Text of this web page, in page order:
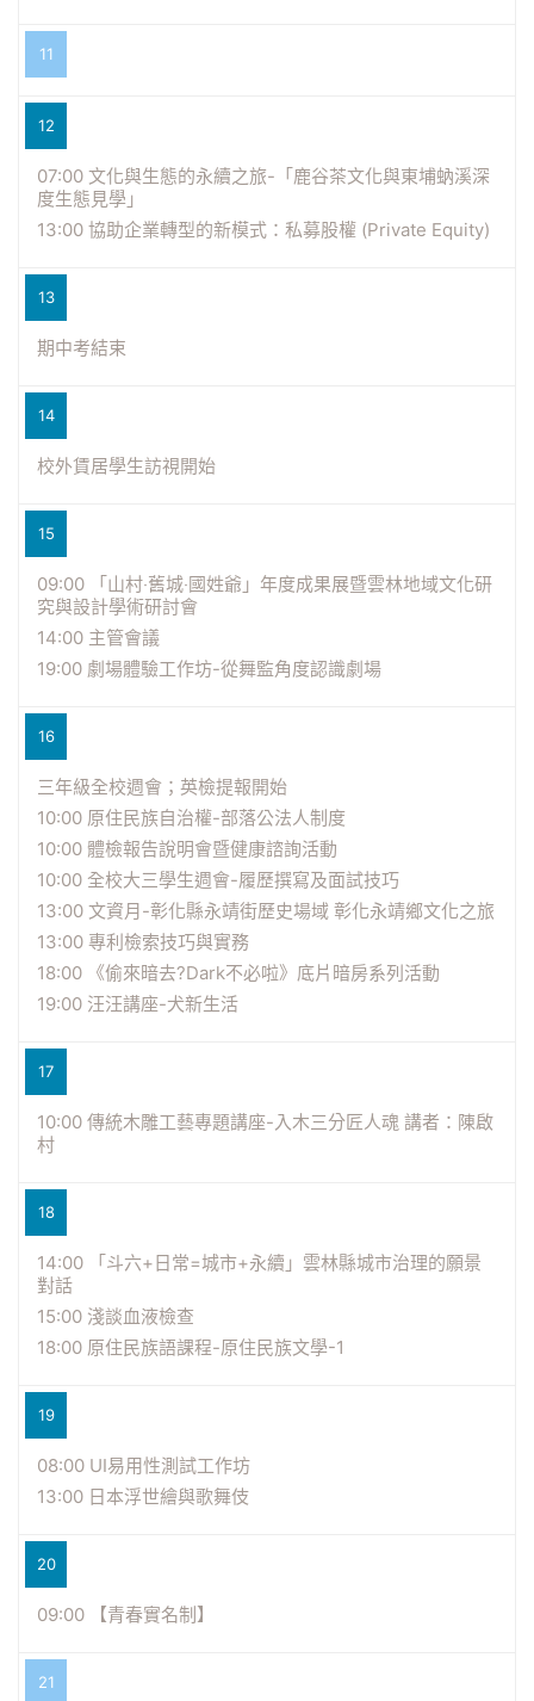
11
12
07:00 文化與生態的永續之旅-「鹿谷茶文化與東埔蚋溪深
度生態見學」
13:00 協助企業轉型的新模式：私募股權 (Private Equity)
13
期中考結束
14
校外賃居學生訪視開始
15
09:00 「山村‧舊城‧國姓爺」年度成果展暨雲林地域文化研
究與設計學術研討會
14:00 主管會議
19:00 劇場體驗工作坊-從舞監角度認識劇場
16
三年級全校週會；英檢提報開始
10:00 原住民族自治權-部落公法人制度
10:00 體檢報告說明會暨健康諮詢活動
10:00 全校大三學生週會-履歷撰寫及面試技巧
13:00 文資月-彰化縣永靖街歷史場域 彰化永靖鄉文化之旅
13:00 專利檢索技巧與實務
18:00 《偷來暗去?Dark不必啦》底片暗房系列活動
19:00 汪汪講座-犬新生活
17
10:00 傳統木雕工藝專題講座-入木三分匠人魂 講者：陳啟
村
18
14:00 「斗六+日常=城市+永續」雲林縣城市治理的願景
對話
15:00 淺談血液檢查
18:00 原住民族語課程-原住民族文學-1
19
08:00 UI易用性測試工作坊
13:00 日本浮世繪與歌舞伎
20
09:00 【青春實名制】
21